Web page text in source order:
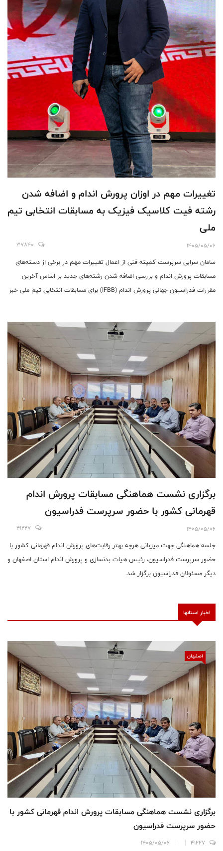
تغییرات مهم در اوزان پرورش اندام و اضافه شدن
رشته فیت کلاسیک فیزیک به مسابقات انتخابی تیم
ملی
1405/05/06
37840
سامان سرابی سرپرست کمیته فنی از اعمال تغییرات مهم در برخی از دسته‌های
مسابقات پرورش اندام و بررسی اضافه شدن رشته‌های جدید بر اساس آخرین
مقررات فدراسیون جهانی پرورش اندام (IFBB) برای مسابقات انتخابی تیم ملی خبر
برگزاری نشست هماهنگی مسابقات پرورش اندام
قهرمانی کشور با حضور سرپرست فدراسیون
1405/05/06
41227
جلسه هماهنگی جهت میزبانی هرچه بهتر رقابت‌های پرورش اندام قهرمانی کشور با
حضور سرپرست فدراسیون، رئیس هیات بدنسازی و پرورش اندام استان اصفهان و
دیگر مسئولان فدراسیون برگزار شد.
اخبار استانها
اصفهان
برگزاری نشست هماهنگی مسابقات پرورش اندام قهرمانی کشور با
حضور سرپرست فدراسیون
41227
1405/05/06